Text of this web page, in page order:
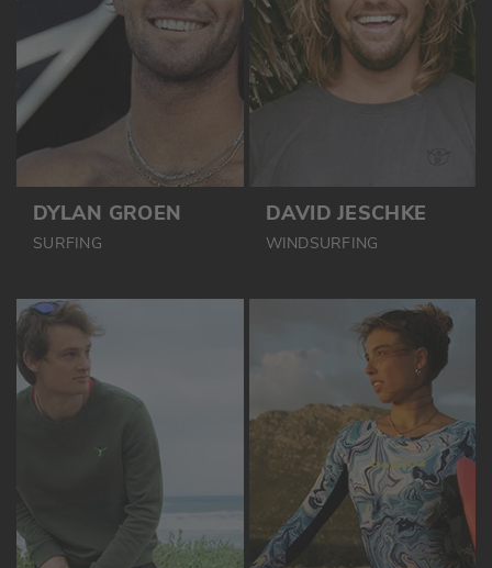
DYLAN GROEN
SURFING
DAVID JESCHKE
WINDSURFING